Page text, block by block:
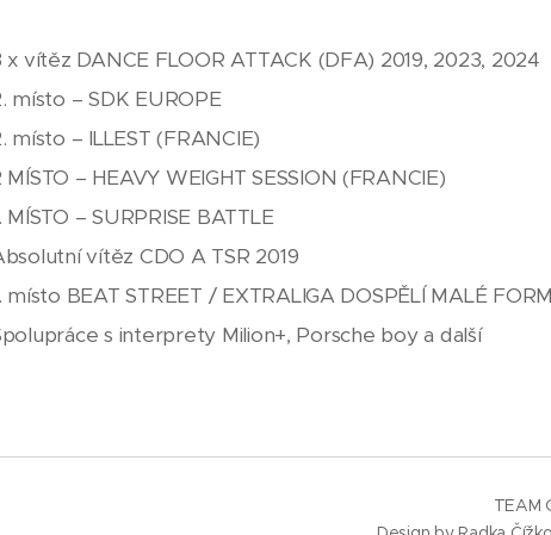
x vítěz DANCE FLOOR ATTACK (DFA) 2019, 2023, 2024
místo – SDK EUROPE
místo – ILLEST (FRANCIE)
MÍSTO – HEAVY WEIGHT SESSION (FRANCIE)
MÍSTO – SURPRISE BATTLE
vítěz CDO A TSR 2019
místo BEAT STREET / EXTRALIGA DOSPĚLÍ MALÉ
s interprety Milion+, Porsche boy a další
TEAM